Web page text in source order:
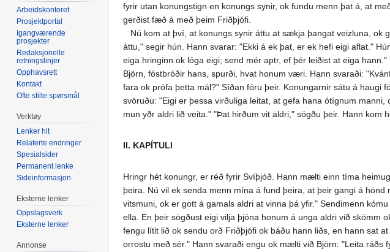
fyrir utan konungstign en konungs synir, ok fundu menn þat á, at
gerðist fæð á með þeim Friðþjófi.
Nú kom at því, at konungs synir áttu at sækja þangat veizluna, ok
áttu," segir hún. Hann svarar: "Ekki á ek þat, er ek hefi eigi aflat."
eiga hringinn ok lóga eigi; send mér aptr, ef þér leiðist at eiga
Björn, fóstbróðir hans, spurði, hvat honum væri. Hann svaraði:
fara ok prófa þetta mál?" Síðan fóru þeir. Konungarnir sátu á
svöruðu: "Eigi er þessa virðuliga leitat, at gefa hana ótígnum
mun yðr aldri lið veita." "Þat hirðum vit aldri," sögðu þeir. Hann kom
II. KAPÍTULI
Hringr hét konungr, er réð fyrir Svíþjóð. Hann mælti einn tíma
þeira. Nú vil ek senda menn mína á fund þeira, at þeir gangi á
vitsmuni, ok er gott á gamals aldri at vinna þá yfir." Sendimenn
ella. En þeir sögðust eigi vilja þjóna honum á unga aldri við skömm
fengu lítit lið ok sendu orð Friðþjófi ok báðu hann liðs, en hann sat
orrostu með sér." Hann svaraði engu ok mælti við Björn: "Leita
Arbeidskontoret
Prosjektportal
Igangværende
prosjekter
Redaksjonelle
retningslinjer
Opphavsrett
Kontakt
Ofte stilte spørsmål
Verktøy
Lenker hit
Relaterte endringer
Spesialsider
Permanent lenke
Sideinformasjon
Eksterne lenker
Oppslagsverk
Eksterne lenker
Annonse